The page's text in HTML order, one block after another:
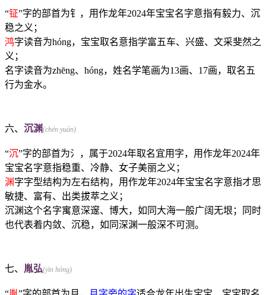
“钲”字的部首为钅，用作龙年2024年宝宝名字意指有毅力、沉
稳之义；
鸿字读音为hóng，宝宝取名意指学富五车、兴盛、文采斐然之
义；
名字读音为zhēng、hóng，姓名学笔画为13画、17画，取名五
行为金水。
六、 沉渊(chén yuān)
“沉”字的部首为氵，属于2024年取名宜用字，用作龙年2024年
宝宝名字意指稳重、冷静、女子美丽之义；
渊字字型结构为左右结构，用作龙年2024年宝宝名字意指才思
敏捷、富有、出类拔萃之义；
沉渊这个名字寓意深邃、博大，如同大海一般广阔无垠；同时
也代表着内敛、沉稳，如同深渊一般深不可测。
七、 胤弘(yìn hóng)